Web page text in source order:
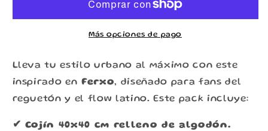
Romántico
que
fue
pues,
mami
Flow
Romántico
&amp;
que
fue
mami
Más opciones de pago
Lleva tu estilo urbano al máximo con este
inspirado en Ferxo, diseñado para fans del
reguetón y el flow latino. Este pack incluye:
✔ Cojín 40x40 cm relleno de algodón.